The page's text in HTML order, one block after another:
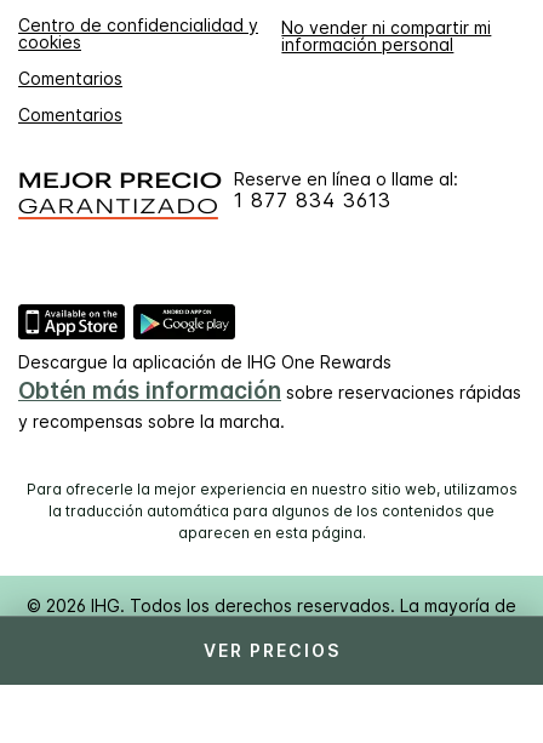
VER PRECIOS
Centro de confidencialidad y
cookies
No vender ni compartir mi
información personal
Comentarios
Comentarios
Reserve en línea o llame al:
1 877 834 3613
Descargue la aplicación de IHG One Rewards
Obtén más información sobre reservaciones rápidas
y recompensas sobre la marcha.
Para ofrecerle la mejor experiencia en nuestro sitio web, utilizamos
la traducción automática para algunos de los contenidos que
aparecen en esta página.
© 2026 IHG. Todos los derechos reservados. La mayoría de